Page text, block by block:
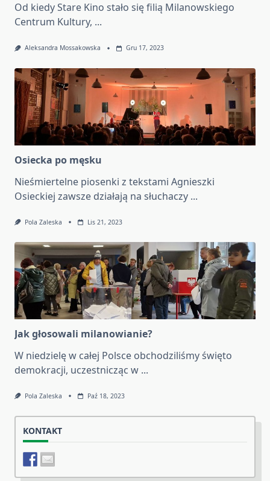
Od kiedy Stare Kino stało się filią Milanowskiego
Centrum Kultury, ...
Aleksandra Mossakowska Gru 17, 2023
Osiecka po męsku
Nieśmiertelne piosenki z tekstami Agnieszki
Osieckiej zawsze działają na słuchaczy ...
Pola Zaleska Lis 21, 2023
Jak głosowali milanowianie?
W niedzielę w całej Polsce obchodziliśmy święto
demokracji, uczestnicząc w ...
Pola Zaleska Paź 18, 2023
KONTAKT